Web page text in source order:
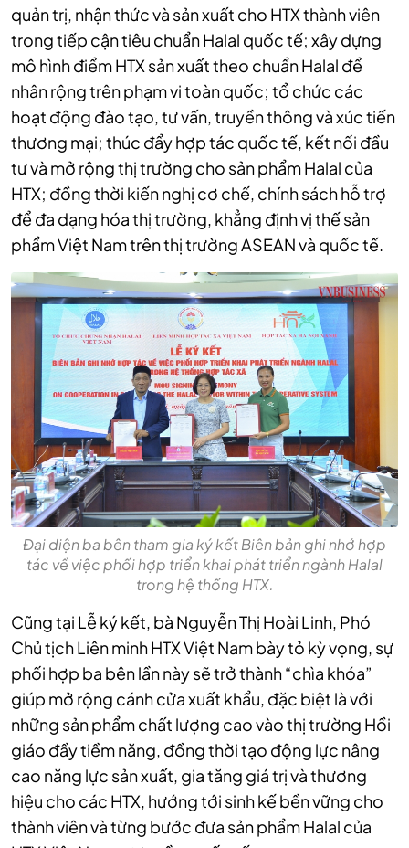
quản trị, nhận thức và sản xuất cho HTX thành viên
trong tiếp cận tiêu chuẩn Halal quốc tế; xây dựng
mô hình điểm HTX sản xuất theo chuẩn Halal để
nhân rộng trên phạm vi toàn quốc; tổ chức các
hoạt động đào tạo, tư vấn, truyền thông và xúc tiến
thương mại; thúc đẩy hợp tác quốc tế, kết nối đầu
tư và mở rộng thị trường cho sản phẩm Halal của
HTX; đồng thời kiến nghị cơ chế, chính sách hỗ trợ
để đa dạng hóa thị trường, khẳng định vị thế sản
phẩm Việt Nam trên thị trường ASEAN và quốc tế.
Đại diện ba bên tham gia ký kết Biên bản ghi nhớ hợp
tác về việc phối hợp triển khai phát triển ngành Halal
trong hệ thống HTX.
Cũng tại Lễ ký kết, bà Nguyễn Thị Hoài Linh, Phó
Chủ tịch Liên minh HTX Việt Nam bày tỏ kỳ vọng, sự
phối hợp ba bên lần này sẽ trở thành “chìa khóa”
giúp mở rộng cánh cửa xuất khẩu, đặc biệt là với
những sản phẩm chất lượng cao vào thị trường Hồi
giáo đầy tiềm năng, đồng thời tạo động lực nâng
cao năng lực sản xuất, gia tăng giá trị và thương
hiệu cho các HTX, hướng tới sinh kế bền vững cho
thành viên và từng bước đưa sản phẩm Halal của